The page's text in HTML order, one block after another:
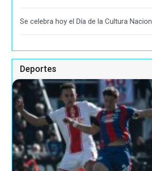
Se celebra hoy el Día de la Cultura
Deportes